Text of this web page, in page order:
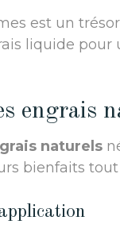
est un
liquide
engrais
naturels
bienfaits